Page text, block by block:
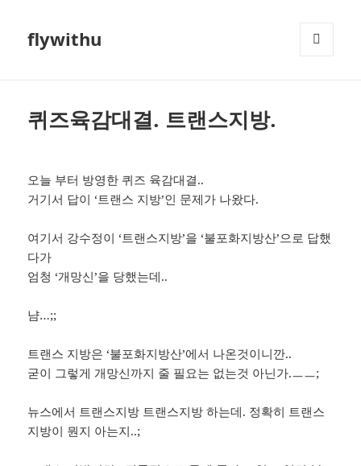
flywithu
퀴즈육감대결. 트랜스지방.
오늘 부터 방영한 퀴즈 육감대결..
거기서 답이 ‘트랜스 지방’인 문제가 나왔다.
여기서 강수정이 ‘트랜스지방’을 ‘불포화지방산’으로 답했
다가
엄청 ‘개망신’을 당했는데..
냠…;;
트랜스 지방은 ‘불포화지방산’에서 나온것이니깐..
굳이 그렇게 개망신까지 줄 필요는 없는것 아닌가.ㅡㅡ;
뉴스에서 트랜스지방 트랜스지방 하는데. 정확히 트랜스
지방이 뭔지 아는지..;